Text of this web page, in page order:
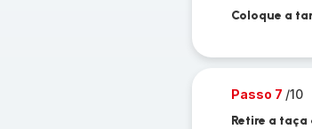
Coloque a
Passo 7 /10
Retire a